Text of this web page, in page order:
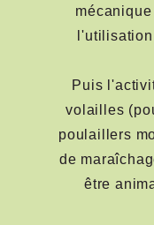
Puis
volailles
poulaillers
de
être